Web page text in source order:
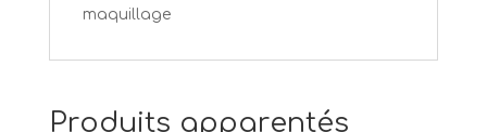
maquillage
Produits apparentés